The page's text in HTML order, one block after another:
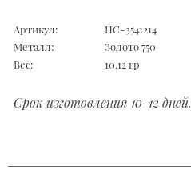
Артикул:
НС-3541214
Металл:
Золото 750
Вес:
10,12 гр
Срок изготовления 10-12 дней.